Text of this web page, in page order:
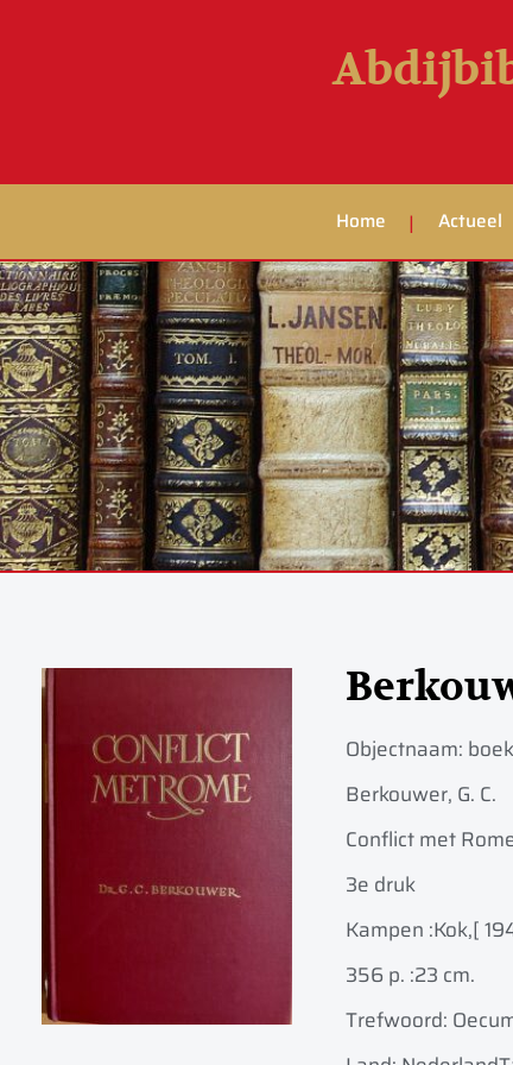
Home Actueel
Objectnaam: boek
Berkouwer, G. C.
Conflict met
3e druk
Kampen :Kok,[
356 p. :23 cm.
Trefwoord: